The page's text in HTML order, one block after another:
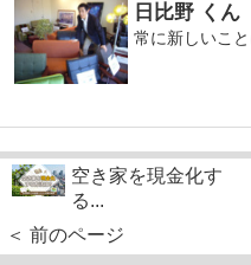
日比野 くん
常に新しいこ
空き家を現金化す
る...
＜ 前のページ